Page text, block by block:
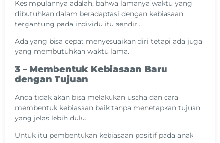
Kesimpulannya adalah, bahwa lamanya waktu yang
dibutuhkan dalam beradaptasi dengan kebiasaan
tergantung pada individu itu sendiri.
Ada yang bisa cepat menyesuaikan diri tetapi ada juga
yang membutuhkan waktu lama.
3 – Membentuk Kebiasaan Baru
dengan Tujuan
Anda tidak akan bisa melakukan usaha dan cara
membentuk kebiasaan baik tanpa menetapkan tujuan
yang jelas lebih dulu.
Untuk itu pembentukan kebiasaan positif pada anak